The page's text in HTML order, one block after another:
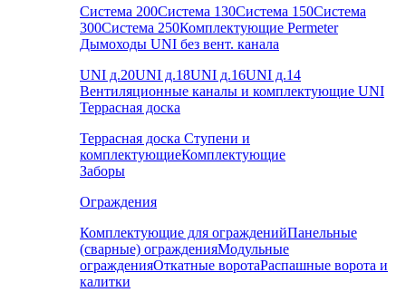
Система 200Система 130Система 150Система
300Система 250Комплектующие Permeter
Дымоходы UNI без вент. канала
UNI д.20UNI д.18UNI д.16UNI д.14
Вентиляционные каналы и комплектующие UNI
Террасная доска
Террасная доска Ступени и
комплектующиеКомплектующие
Заборы
Ограждения
Комплектующие для огражденийПанельные
(сварные) огражденияМодульные
огражденияОткатные воротаРаспашные ворота и
калитки